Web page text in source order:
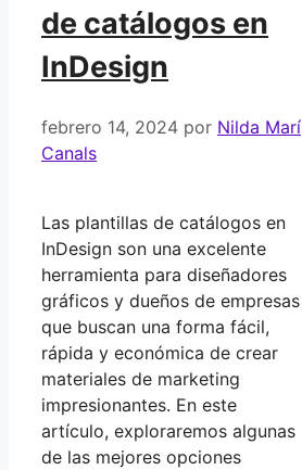
de catálogos en
InDesign
febrero 14, 2024 por Nilda Marí
Canals
Las plantillas de catálogos en
InDesign son una excelente
herramienta para diseñadores
gráficos y dueños de empresas
que buscan una forma fácil,
rápida y económica de crear
materiales de marketing
impresionantes. En este
artículo, exploraremos algunas
de las mejores opciones